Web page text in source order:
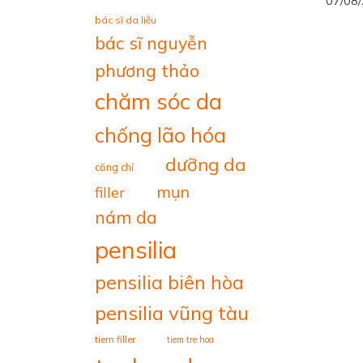
bác sĩ da liễu
bác sĩ nguyễn
phương thảo
chăm sóc da
chống lão hóa
căng chỉ dưỡng da
filler mụn
nám da
pensilia
pensilia biên hòa
pensilia vũng tàu
tiem filler tiem tre hoa